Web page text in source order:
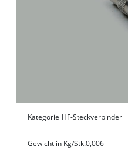
Kategorie HF-Steckverbinder
Gewicht in Kg/Stk.0,006